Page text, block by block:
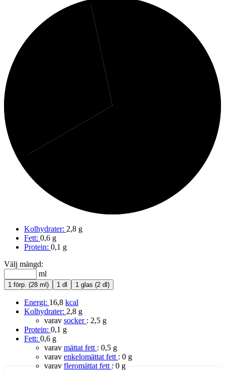
Protein
Kolhydrater: 2,8 g
Fett: 0,6 g
Protein: 0,1 g
Välj mängd:
ml
1 förp. (28 ml) 1 dl 1 glas (2 dl)
Energi: 16,8 kcal
Kolhydrater: 2,8 g
varav socker : 2,5 g
Protein: 0,1 g
Fett: 0,6 g
varav mättat fett : 0,5 g
varav enkelomättat fett : 0 g
varav fleromättat fett : 0 g